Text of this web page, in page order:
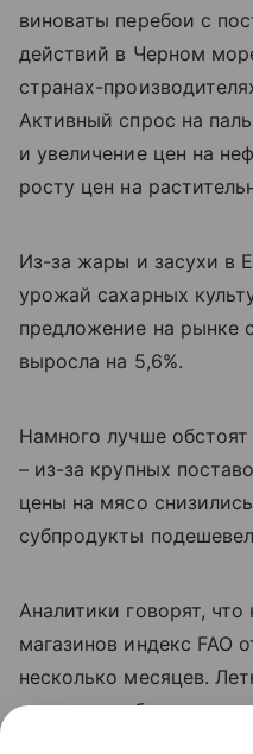
виноваты перебои с
действий в Черном
странах-
Активный спрос на
и увеличение цен на
росту цен на
Из-за жары и засухи в
урожай сахарных
предложение на рынке
выросла на 5,6%.
Намного лучше
– из-за крупных
цены на мясо
субпродукты
Аналитики говорят,
магазинов индекс FAO
несколько месяцев.
видно для обычного